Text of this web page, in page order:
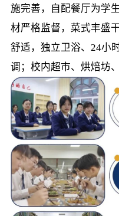
施完善，自配餐厅为学
材严格监督，菜式丰盛
舒适，独立卫浴、24小
调；校内超市、烘焙坊